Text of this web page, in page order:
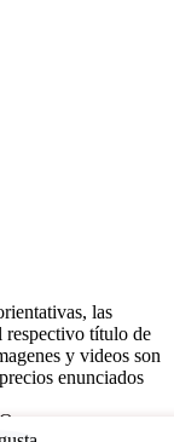
las
respectivo título de
y videos son
enunciados